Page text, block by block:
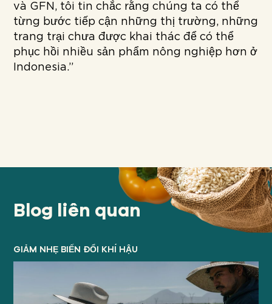
và GFN, tôi tin chắc rằng chúng ta có thể
từng bước tiếp cận những thị trường, những
trang trại chưa được khai thác để có thể
phục hồi nhiều sản phẩm nông nghiệp hơn ở
Indonesia.”
Blog liên quan
GIẢM NHẸ BIẾN ĐỔI KHÍ HẬU